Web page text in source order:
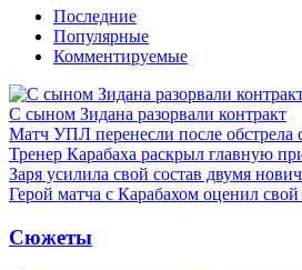
Последние
Популярные
Комментируемые
С сыном Зидана разорвали контракт
Матч УПЛ перенесли после обстрела
Тренер Карабаха раскрыл главную
Заря усилила свой состав двумя
Герой матча с Карабахом оценил
Сюжеты